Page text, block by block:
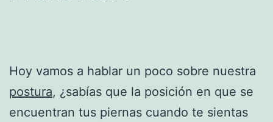
Hoy vamos a hablar un poco sobre nuestra
postura, ¿sabías que la posición en que se
encuentran tus piernas cuando te sientas